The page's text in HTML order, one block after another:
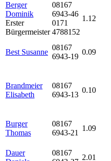
Berger
Dominik
Erster
Bürgermeister
08167
6943-46
0171
4788152
1.12
Best Susanne
08167
6943-19
0.09
Brandmeier
Elisabeth
08167
6943-13
0.10
Burger
Thomas
08167
6943-21
1.09
Dauer
08167
2.01